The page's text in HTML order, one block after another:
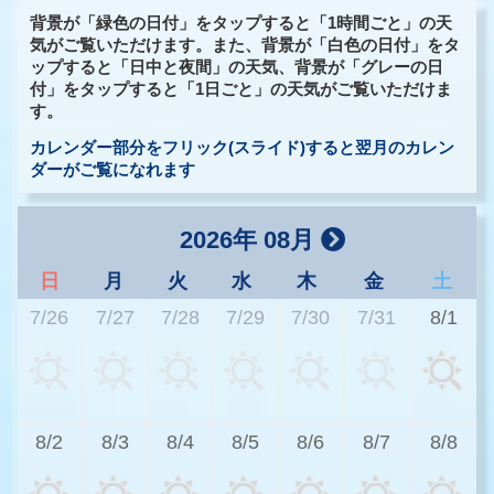
背景が「緑色の日付」をタップすると「1時間ごと」の天
気がご覧いただけます。また、背景が「白色の日付」をタ
ップすると「日中と夜間」の天気、背景が「グレーの日
付」をタップすると「1日ごと」の天気がご覧いただけま
す。
カレンダー部分をフリック(スライド)すると翌月のカレン
ダーがご覧になれます
2026年 08月
日 月 火 水 木 金
土
7/26
7/27 7/28 7/29 7/30 7/31 8/1
8/2 8/3 8/4 8/5 8/6 8/7 8/8